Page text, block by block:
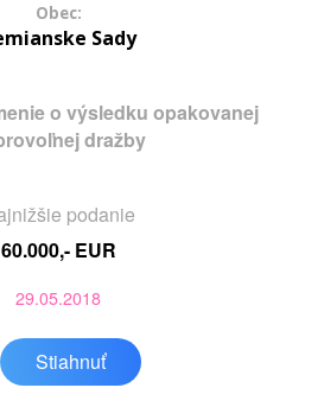
Obec:
Sady
o výsledku opakovanej
dražby
podanie
60.000,- EUR
29.05.2018
Stiahnuť